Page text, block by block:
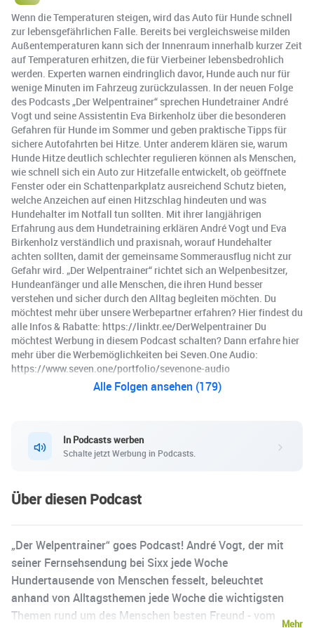
Wenn die Temperaturen steigen, wird das Auto für Hunde schnell
zur lebensgefährlichen Falle. Bereits bei vergleichsweise milden
Außentemperaturen kann sich der Innenraum innerhalb kurzer Zeit
auf Temperaturen erhitzen, die für Vierbeiner lebensbedrohlich
werden. Experten warnen eindringlich davor, Hunde auch nur für
wenige Minuten im Fahrzeug zurückzulassen. In der neuen Folge
des Podcasts „Der Welpentrainer“ sprechen Hundetrainer André
Vogt und seine Assistentin Eva Birkenholz über die besonderen
Gefahren für Hunde im Sommer und geben praktische Tipps für
sichere Autofahrten bei Hitze. Unter anderem klären sie, warum
Hunde Hitze deutlich schlechter regulieren können als Menschen,
wie schnell sich ein Auto zur Hitzefalle entwickelt, ob geöffnete
Fenster oder ein Schattenparkplatz ausreichend Schutz bieten,
welche Anzeichen auf einen Hitzschlag hindeuten und was
Hundehalter im Notfall tun sollten. Mit ihrer langjährigen
Erfahrung aus dem Hundetraining erklären André Vogt und Eva
Birkenholz verständlich und praxisnah, worauf Hundehalter
achten sollten, damit der gemeinsame Sommerausflug nicht zur
Gefahr wird. „Der Welpentrainer“ richtet sich an Welpenbesitzer,
Hundeanfänger und alle Menschen, die ihren Hund besser
verstehen und sicher durch den Alltag begleiten möchten. Du
möchtest mehr über unsere Werbepartner erfahren? Hier findest du
alle Infos & Rabatte: https://linktr.ee/DerWelpentrainer Du
möchtest Werbung in diesem Podcast schalten? Dann erfahre hier
mehr über die Werbemöglichkeiten bei Seven.One Audio:
https://www.seven.one/portfolio/sevenone-audio
Alle Folgen ansehen (179)
In Podcasts werben
Schalte jetzt Werbung in Podcasts.
Über diesen Podcast
„Der Welpentrainer“ goes Podcast! André Vogt, der mit
seiner Fernsehsendung bei Sixx jede Woche
Hundertausende von Menschen fesselt, beleuchtet
anhand von Alltagsthemen jede Woche die wichtigsten
Themen rund um des Menschen besten Freund - vom
Mehr